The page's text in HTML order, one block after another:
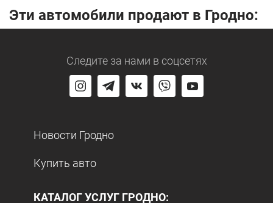
Эти автомобили продают в Гродно:
Следите за нами в соцсетях
Новости Гродно
Купить авто
КАТАЛОГ УСЛУГ ГРОДНО: